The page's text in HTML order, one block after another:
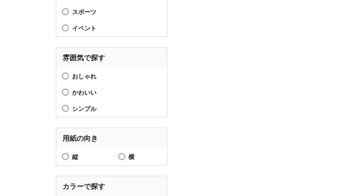
スポーツ
イベント
雰囲気で探す
おしゃれ
かわいい
シンプル
用紙の向き
縦 横
カラーで探す